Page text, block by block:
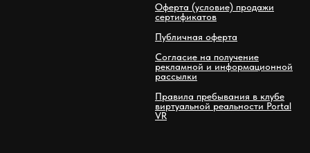
Оферта (условие) продажи
сертификатов
Публичная оферта
Согласие на получение
рекламной и информационной
рассылки
Правила пребывания в клубе
виртуальной реальности Portal
VR